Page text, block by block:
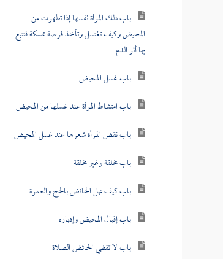
باب دلك المرأة نفسها إذا تطهرت من
المحيض وكيف تغتسل وتأخذ فرصة ممسكة فتتبع
بها أثر الدم
باب غسل المحيض
باب امتشاط المرأة عند غسلها من المحيض
باب نقض المرأة شعرها عند غسل المحيض
باب مخلقة وغير مخلقة
باب كيف تهل الحائض بالحج والعمرة
باب إقبال المحيض وإدباره
باب لا تقضي الحائض الصلاة